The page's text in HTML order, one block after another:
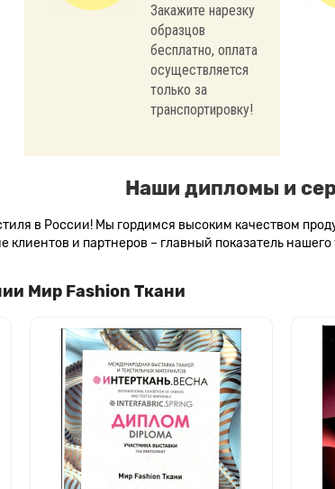
Закажите нарезку
образцов
бесплатно, оплата
осуществляется
только за
транспортировку!
Наши дипломы и
в России! Мы гордимся высоким качеством
и партнеров – главный показатель нашего
Мир Fashion Ткани